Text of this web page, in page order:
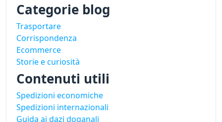
Categorie blog
Trasportare
Corrispondenza
Ecommerce
Storie e curiosità
Contenuti utili
Spedizioni economiche
Spedizioni internazionali
Guida ai dazi doganali